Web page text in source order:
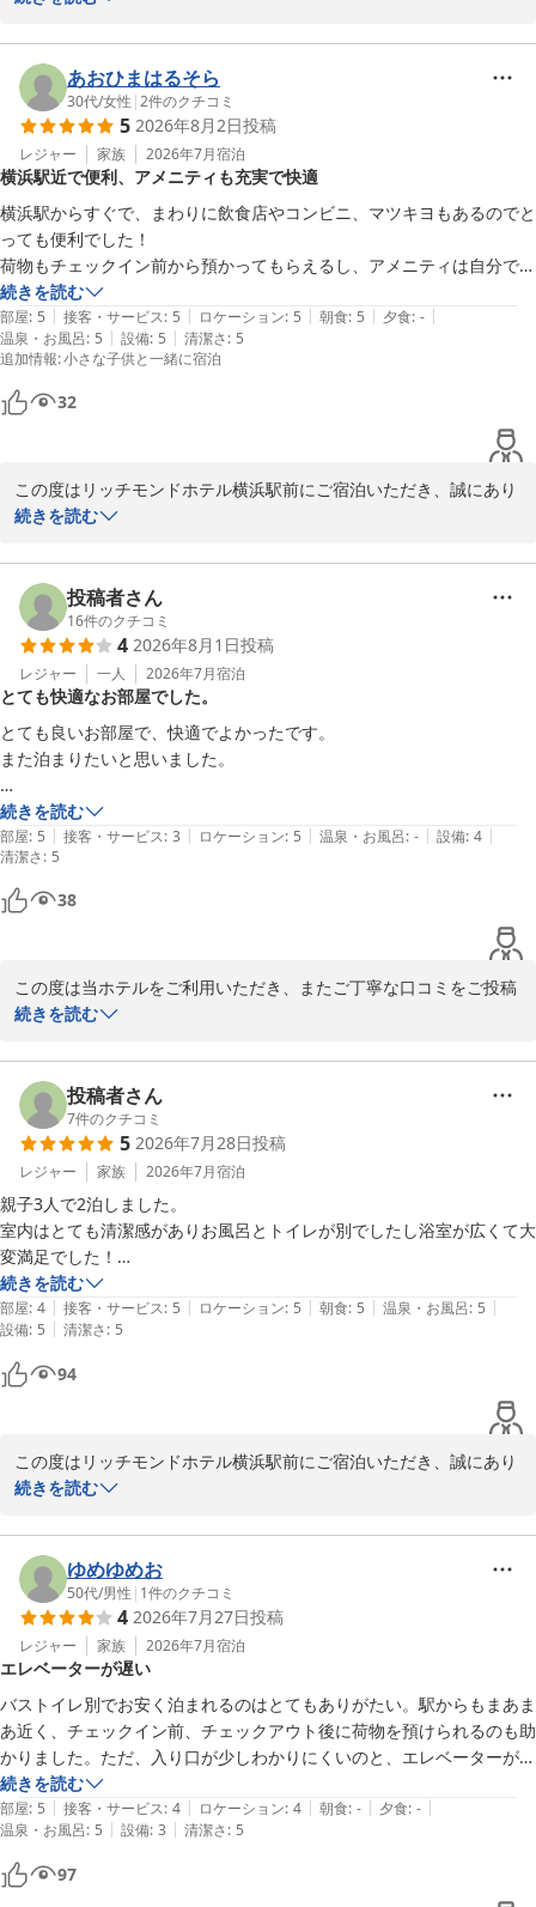
いただき重ねて御礼申し上げます。
猛暑の中、当ホテルの立地がお役に立てたとのこと、大変嬉しく存
じます。リッチモンドホテル横浜駅前は横浜駅きた西口より徒歩２
分、横浜駅西口より徒歩４分と、周辺環境にも恵まれておりますの
で、ご滞在中は快適にお過ごしいただけたご様子で安堵いたしまし
た。
また、アロマの香りやバスソルト、お部屋の設備につきましてもご
評価いただきありがとうございます。
一方で、飲料水のお受け取りに関しましては、ご不便をおかけして
しまい申し訳ございません。お部屋の場所によって距離を感じさせ
てしまった点につきましては、今後のサービス向上の参考にさせて
いただきます。
お客様からいただいたお言葉を励みに、より快適な空間づくりに努
また横浜へお越しの際は、ぜひ当ホテルをご利用いただけますと幸
いです。
リッチモンドホテル横浜駅前
リッチモンドホテル横浜駅前
2026-08-02
あおひまはるそら
30代/女性 |2件のクチコミ
5 2026年8月2日投稿
レジャー 家族 2026年7月宿泊
横浜駅近で便利、アメニティも充実で快適
横浜駅からすぐで、まわりに飲食店やコンビニ、マツキヨもあるのでと
っても便利でした！
荷物もチェックイン前から預かってもらえるし、アメニティは自分でロ
ビーから持って行くスタイルですが雪肌精やPOLAでとてもよかったで
す。
部屋も綺麗で、トイレ風呂別、洗面にはライト付きのミラー、ケーブル
類もライトニングタイプA,Cのものがあり助かりました。
また横浜に遊びにくる際は利用したいです！
続きを読む
部屋: 5 | 接客・サービス: 5 | ロケーション: 5 | 朝食: 5 | 夕食: - |
温泉・お風呂: 5 | 設備: 5 | 清潔さ: 5
追加情報:小さな子供と一緒に宿泊
32
この度はリッチモンドホテル横浜駅前にご宿泊いただき、誠にあり
がとうございます。
立地やアメニティ、客室設備に至るまで、多岐にわたりお褒めの言
葉をいただき大変光栄でございます。
当ホテルは横浜駅きた西口より徒歩２分、横浜駅西口より徒歩４分
と、周辺環境も含め多くのお客様に利便性を評価いただいておりま
す。
お選びいただけるアメニティにつきましても、ご満足いただけたよ
うで何よりです。
いです。
スタッフ一同、またのお越しを心よりお待ち申し上げております。
リッチモンドホテル横浜駅前
リッチモンドホテル横浜駅前
続きを読む
投稿者さん
16件のクチコミ
4 2026年8月1日投稿
レジャー 一人 2026年7月宿泊
とても快適なお部屋でした。
とても良いお部屋で、快適でよかったです。
また泊まりたいと思いました。
ただ、チェックアウト時にバッグを宅急便で送ろうと思い、エレベータ
ーホールに送り状が設置されていたのでひとつもらって部屋に戻ったと
ころ、ボールペンの備え付けがなかったのでフロントに問い合せたとこ
ろ部屋には置いていない、必要あればフロントで貸し出す、との事でし
た。夜中で疲れていたのでフロントまでエレベーターで降りるのも面倒
だったのでドアに表示されていたQRコードから配送先を登録してチェ
しました。登録の際に配達日時の希望を登録するところはなかったよう
に思うのですが、フロントで対応してくださったスタッフの方が日時の
本日配達されたのですが、朝の9時に来られました。ヤマトが配達時間
を見てなかったのかな、と思い送り状を見たら配達日時に何も書いてあ
りませんでした。聞くなら最後まで対応してほしいなあ、と思いまし
た。
でもホテルは良かったのでまた機会があれば利用したいと思います。
続きを読む
部屋: 5 | 接客・サービス: 3 | ロケーション: 5 | 温泉・お風呂: - | 設備: 4 |
清潔さ: 5
38
この度は当ホテルをご利用いただき、またご丁寧な口コミをご投稿
いただきまして誠にありがとうございます。
ご滞在中は快適にお過ごしいただけたご様子を伺い、大変嬉しく存
じます。
一方で、チェックアウト時のお荷物の発送につきましては、ご不便
とご期待に沿えない対応となってしまい、誠に申し訳ございません
でした。
スタッフがお届け時間のご希望をお伺いしたにもかかわらず、送り
状へ適切に反映されておらず、ご迷惑をおかけしましたことを深く
お詫び申し上げます。
お客様のおっしゃるとおり、お伺いしたご希望は最後まで責任を持
って対応すべきものであり、今後このようなことがないよう、スタ
ッフへの指導と確認体制の見直しを徹底してまいります。
また、お部屋に筆記具をご用意していないことでお手数をおかけし
ましたことにつきましても、貴重なご意見として今後のサービス改
善の参考とさせていただきます。
次回お越しいただく際には、より快適に安心してご利用いただける
よう、スタッフ一同努めてまいります。
またお迎えできる日をスタッフ一同、心よりお待ちしております。
リッチモンドホテル横浜駅前
リッチモンドホテル横浜駅前
2026-08-01
続きを読む
投稿者さん
7件のクチコミ
5 2026年7月28日投稿
レジャー 家族 2026年7月宿泊
親子3人で2泊しました。
室内はとても清潔感がありお風呂とトイレが別でしたし浴室が広くて大
変満足でした！
フロント階で持って行くアメニティーが豊富でした！！
1人朝食を食べなかったのですが、朝食を食べないときは持ち帰りのケ
ーキかロイホでの食事券に変えられるシステムがありがたかったです。
私たちは気にならないのですが、洗面が入り口側、トイレがお部屋側に
あるのでカップルの方は少し気になる方もいるかな？と。間に引き戸は
続きを読む
部屋: 4 | 接客・サービス: 5 | ロケーション: 5 | 朝食: 5 | 温泉・お風呂: 5 |
設備: 5 | 清潔さ: 5
94
この度はリッチモンドホテル横浜駅前にご宿泊いただき、誠にあり
がとうございます。
ご家族での横浜滞在に当ホテルをお選びいただき、重ねて御礼申し
上げます。
客室の清潔感や浴室の広さにつきましてお褒めの言葉をいただき、
大変嬉しく存じます。また、アメニティや朝食の振替システムにつ
きましても、ご満足いただけたようで何よりでございます。
洗面台とトイレの配置に関しまして、貴重なご意見をいただきあり
がとうございます。今回いただいたご意見は、今後のサービス向上
の参考とさせていただきます。
また横浜へお越しの際は、ぜひ当ホテルをご利用いただけますと幸
いです。
スタッフ一同、またのお越しを心よりお待ち申し上げております。
続きを読む
ゆめゆめお
50代/男性 | 1件のクチコミ
4 2026年7月27日投稿
レジャー 家族 2026年7月宿泊
エレベーターが遅い
バストイレ別でお安く泊まれるのはとてもありがたい。駅からもまあま
あ近く、チェックイン前、チェックアウト後に荷物を預けられるのも助
かりました。ただ、入り口が少しわかりにくいのと、エレベーターが遅
すぎて、急いでいる朝などは超イライラします。氷をもらいに1階下に
行くにも、エレベーターをだいぶ待たなければなりません。各階に給水
器があるのも便利でした。部屋は思っていた以上に新しい感じで気持ち
よかったです。接客は人にもよりますが、全体的には良かったです。
続きを読む
部屋: 5 | 接客・サービス: 4 | ロケーション: 4 | 朝食: - | 夕食: - |
温泉・お風呂: 5 | 設備: 3 | 清潔さ: 5
97